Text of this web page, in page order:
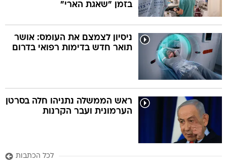
בזמן "שאגת הארי"
ניסיון לצמצם את העומס: אושר
תואר חדש בדימות רפואי בדרום
ראש הממשלה נתניהו חלה בסרטן
הערמונית ועבר הקרנות
לכל הכתבות